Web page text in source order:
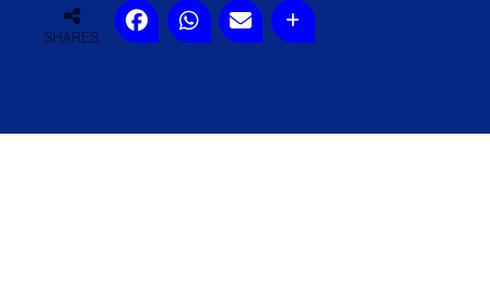
SHARES